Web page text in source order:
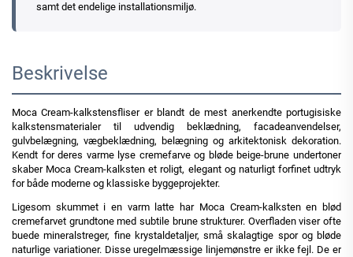
samt det endelige installationsmiljø.
Beskrivelse
Moca Cream-kalkstensfliser er blandt de mest anerkendte portugisiske
kalkstensmaterialer til udvendig beklædning, facadeanvendelser,
gulvbelægning, vægbeklædning, belægning og arkitektonisk dekoration.
Kendt for deres varme lyse cremefarve og bløde beige-brune undertoner
skaber Moca Cream-kalksten et roligt, elegant og naturligt forfinet udtryk
for både moderne og klassiske byggeprojekter.
Ligesom skummet i en varm latte har Moca Cream-kalksten en blød
cremefarvet grundtone med subtile brune strukturer. Overfladen viser ofte
buede mineralstreger, fine krystaldetaljer, små skalagtige spor og bløde
naturlige variationer. Disse uregelmæssige linjemønstre er ikke fejl. De er